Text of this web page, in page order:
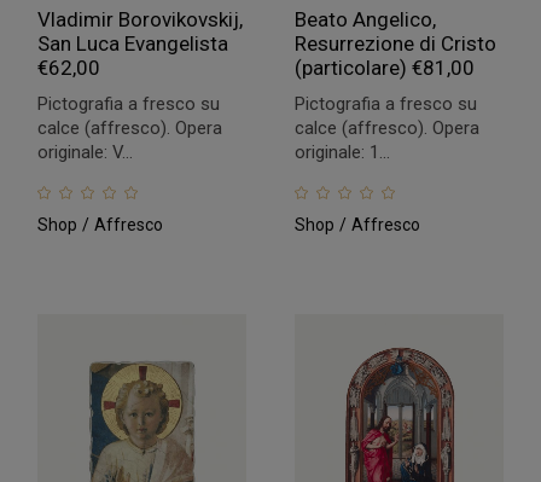
Vladimir Borovikovskij,
San Luca Evangelista
€62,00
Pictografia a fresco su
calce (affresco). Opera
originale: V...
Shop Affresco
Beato Angelico,
Resurrezione di Cristo
(particolare) €81,00
Pictografia a fresco su
calce (affresco). Opera
originale: 1...
Shop Affresco